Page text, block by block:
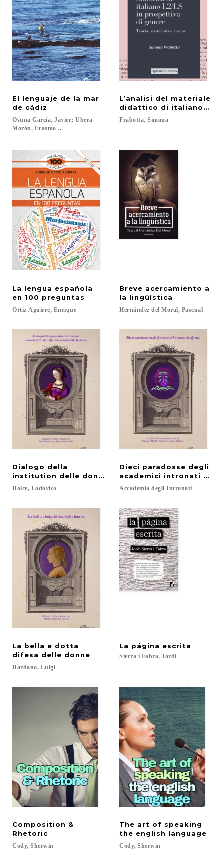
El lenguaje de la mar
de cádiz
Osuna García, Javier; Ubera
Morón, Erasmo ...
L’analisi del materiale
didattico di italiano L2/
Frabotta, Simona
La lengua española
en 100 preguntas
Ortiz Aguirre, Enrique
Breve acercamiento a
la lingüística
Hernández del Moral, Pascual
Dialogo della
institution delle donne secondo li tre stati che
Dolce, Lodovico
Dieci paradosse degli
academici intronati da
Accademia degli Intronati
La bella e dotta
difesa delle donne
Dardano, Luigi
La página escrita
Sierra i Fabra, Jordi
Composition &
Rhetoric
Cody, Sherwin
The art of speaking
the english language
Cody, Sherwin